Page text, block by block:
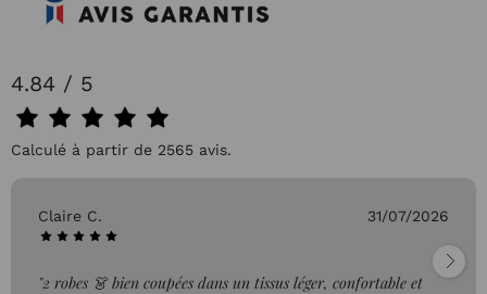
4.84 / 5
Calculé à partir de 2565 avis.
Claire C. 31/07/2026
"2 robes 👗 bien coupées dans un tissus léger, confortable et